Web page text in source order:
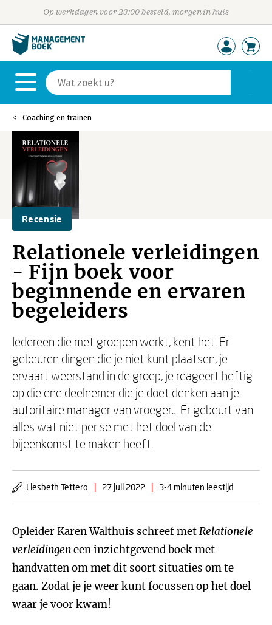
Op werkdagen voor 23:00 besteld, morgen in huis
Coaching en trainen
Recensie
Relationele verleidingen
- Fijn boek voor
beginnende en ervaren
begeleiders
Iedereen die met groepen werkt, kent het. Er
gebeuren dingen die je niet kunt plaatsen, je
ervaart weerstand in de groep, je reageert heftig
op die ene deelnemer die je doet denken aan je
autoritaire manager van vroeger… Er gebeurt van
alles wat niet per se met het doel van de
bijeenkomst te maken heeft.
Liesbeth Tettero | 27 juli 2022 | 3-4 minuten leestijd
Opleider Karen Walthuis schreef metRelationele
verleidingeneen inzichtgevend boek met
handvatten om met dit soort situaties om te
gaan. Zodat je je weer kunt focussen op het doel
waar je voor kwam!